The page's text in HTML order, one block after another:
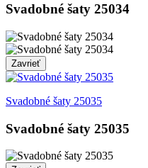
Svadobné šaty 25034
Zavrieť
Svadobné šaty 25035
Svadobné šaty 25035